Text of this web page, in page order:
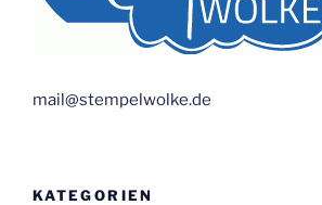
mail@stempelwolke.de
KATEGORIEN